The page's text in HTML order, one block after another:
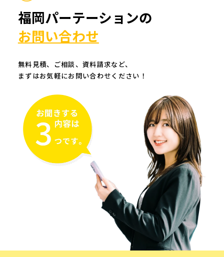
福岡パーテーションの
お問い合わせ
無料見積、ご相談、資料請求など、
まずはお気軽にお問い合わせください！